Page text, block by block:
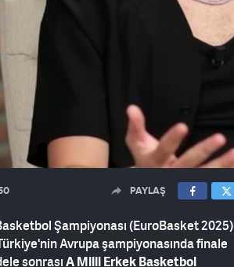
PAYLAŞ
Şampiyonası (EuroBasket 2025)
Avrupa şampiyonasında finale
sonrasıA Milli Erkek Basketbol